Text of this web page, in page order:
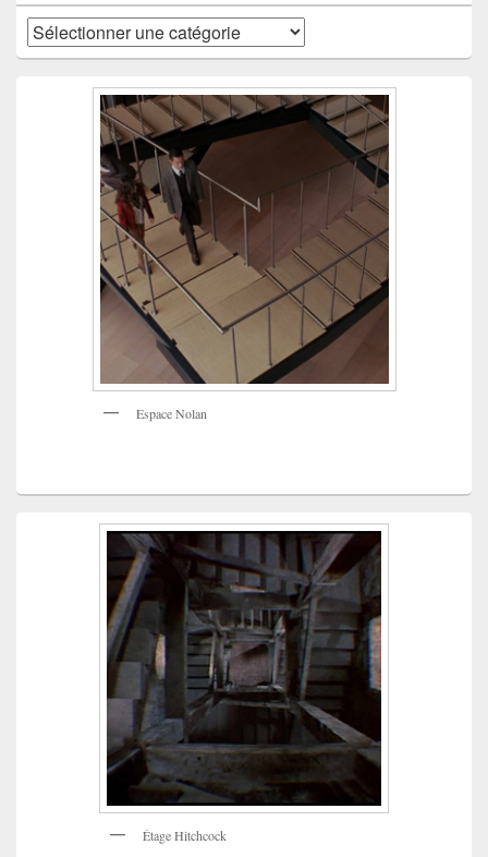
Catégories
Espace Nolan
Étage Hitchcock